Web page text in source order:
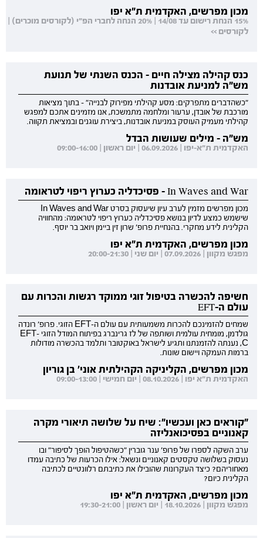
מכון מפרשים, האקדמית ת"א יפו
15% הנחת רישום עד 14/08 | 20% הנחה לחברי הפ"י (לקורסים מוכרים) |
לקורסים >>
כנס קהילה מצילה חיים - הכנס השנתי של תנועת
מש"ה למניעת אובדנות
"כשהדברים מתפרקים: מסע קהילתי מפירוק לבנייה" - בתוך מציאות
מורכבת של אובדן, ערעור ומלחמה מתמשכת, אנו מזמינים אתכם למפגש
קהילתי מעמיק העוסק במניעת אובדנות, ביצירת עוגנים ובמציאת תקווה.
מש"ה - מילים שעושות הבדל
האקדמית ת"א-יפו | 06.09.2026 | יום ראשון | 09:00-16:00
In Waves and War - פסיכדליה כערוץ ריפוי לטראומה
מכון מפרשים מזמין לערב עיון שיעסוק בסרט In Waves and War
שישמש כמצע לדיון בנושא פסיכדליה כערוץ ריפוי לטראומה: מהחוויה
הקלינית לידע מחקרי. בהנחיית פרופ' שרון זין ביימן ויואב בר יוסף.
מכון מפרשים, האקדמית ת"א יפו
מפגש מקוון | 07.09.2026 | יום שני | 20:00-21:30
חשיפה להכשרה בטיפול זוגי ממוקד רגשות והכרות עם
עולם ה-EFT
שמחים להזמינכם להכרות משמעותית עם עולם ה-EFT הזוגי. פרופ' רונדה
גולדמן, מומחית עולמית ושותפה של לז גרינברג בפיתוח המודל הזוגי EFT-
C, נענתה להזמנתנו ותגיע לישראל באוקטובר ותלמד בהכשרה מודולות
ברמות העמקה ויישום שונות.
מכון מפרשים, הקליניקה הקהילתית אוני' בן גוריון
האקדמית ת"א יפו | 08.10.2026 | יום חמישי | 09:00-13:00
"קוראים כאן ועכשיו": שיח על שלושה תיאורי מקרה
קאנוניים בפסיכואנליזה
ערב השקה לספרו של פרופ' ענר גוברין "כשהטיפול הופך לסיפור" ובו
נעסוק בשלושה טקסטים קאנוניים ונשאל: אילו הכרעות של כתיבה עמדו
מאחוריהם? כיצד העקרונות שהובילו את כתיבתם רלוונטיים לכתיבה
הקלינית כיום?
מכון מפרשים, האקדמית ת"א יפו
מפגש מקוון | 18.10.2026 | יום ראשון | 19:30-21:00